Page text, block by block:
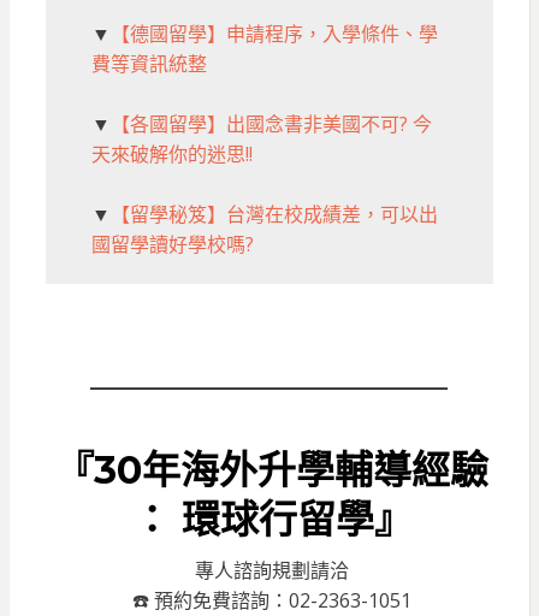
▼ 【德國留學】申請程序，入學條件、學
費等資訊統整
▼ 【各國留學】出國念書非美國不可? 今
天來破解你的迷思!!
▼ 【留學秘笈】台灣在校成績差，可以出
國留學讀好學校嗎?
『30年海外升學輔導經驗
： 環球行留學』
專人諮詢規劃請洽
☎️ 預約免費諮詢：02-2363-1051